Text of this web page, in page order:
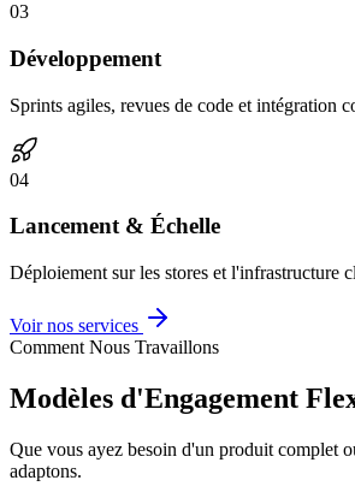
03
Développement
Sprints agiles, revues de code et intégration
04
Lancement & Échelle
Déploiement sur les stores et l'infrastructure
Voir nos services
Comment Nous Travaillons
Modèles d'Engagement
Que vous ayez besoin d'un produit complet
adaptons.